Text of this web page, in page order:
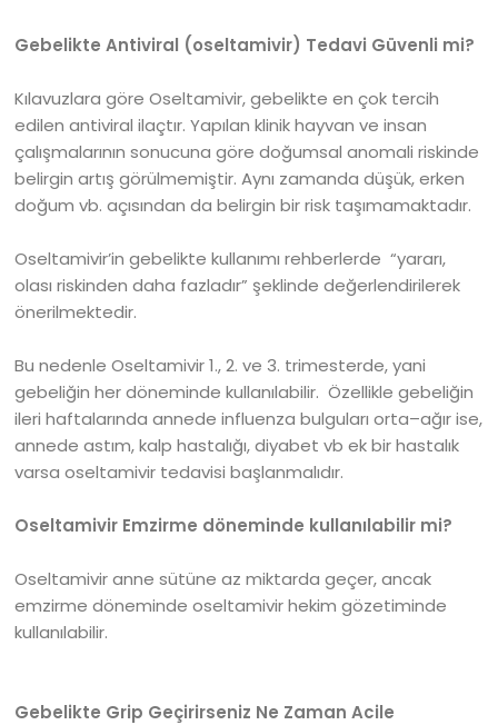
Gebelikte Antiviral (oseltamivir) Tedavi Güvenli mi?
Kılavuzlara göre Oseltamivir, gebelikte en çok tercih
edilen antiviral ilaçtır. Yapılan klinik hayvan ve insan
çalışmalarının sonucuna göre doğumsal anomali riskinde
belirgin artış görülmemiştir. Aynı zamanda düşük, erken
doğum vb. açısından da belirgin bir risk taşımamaktadır.
Oseltamivir’in gebelikte kullanımı rehberlerde “yararı,
olası riskinden daha fazladır” şeklinde değerlendirilerek
önerilmektedir.
Bu nedenle Oseltamivir 1., 2. ve 3. trimesterde, yani
gebeliğin her döneminde kullanılabilir. Özellikle gebeliğin
ileri haftalarında annede influenza bulguları orta–ağır ise,
annede astım, kalp hastalığı, diyabet vb ek bir hastalık
varsa oseltamivir tedavisi başlanmalıdır.
Oseltamivir Emzirme döneminde kullanılabilir mi?
Oseltamivir anne sütüne az miktarda geçer, ancak
emzirme döneminde oseltamivir hekim gözetiminde
kullanılabilir.
Gebelikte Grip Geçirirseniz Ne Zaman Acile